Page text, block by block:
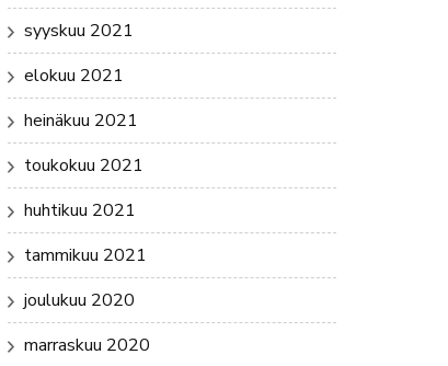
syyskuu 2021
elokuu 2021
heinäkuu 2021
toukokuu 2021
huhtikuu 2021
tammikuu 2021
joulukuu 2020
marraskuu 2020